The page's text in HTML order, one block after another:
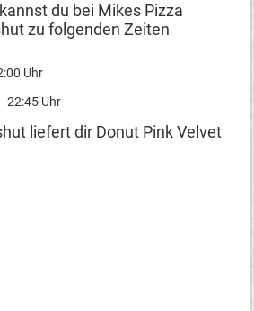
du bei Mikes Pizza
zu folgenden Zeiten
Uhr
22:45 Uhr
liefert dir Donut Pink Velvet